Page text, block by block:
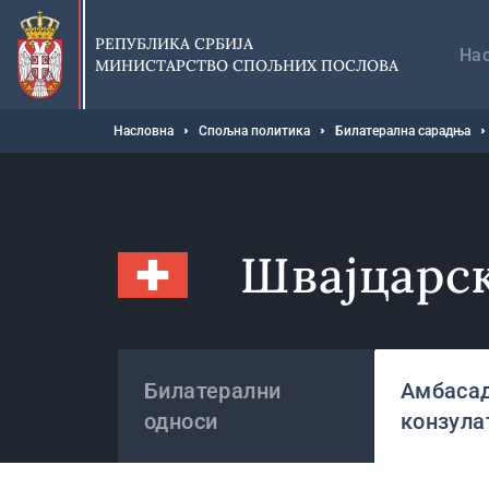
Прескочи
главни
део
садржаја
РЕПУБЛИКА СРБИЈА
МИНИСТАРСТВО СПОЉНИХ ПОСЛОВА
Мрвице
Насловна Спољна политика Билатерална сарадња
Билатерални
односи